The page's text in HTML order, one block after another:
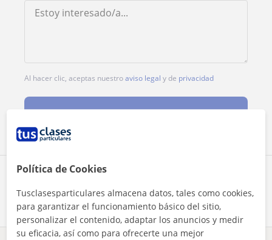
Comparte a este profesor
Al hacer clic, aceptas nuestroaviso legal y de privacidad
Contactar ahora
Política de Cookies
Tusclasesparticulares almacena datos, tales como cookies,
para garantizar el funcionamiento básico del sitio,
personalizar el contenido, adaptar los anuncios y medir
su eficacia, así como para ofrecerte una mejor